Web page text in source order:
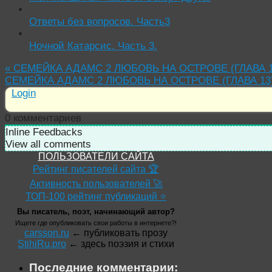
Ответы без вопросов. Часть3
Ночной Катарсис. Часть 3.
« СЕМЕЙКА АДАМС 2 ЛЮБОВЬ НА ОСТРОВЕ (ГЛАВА
СЕМЕЙКА АДАМС 2 ЛЮБОВЬ НА ОСТРОВЕ (ГЛАВА
Login
0 комментариев
Inline Feedbacks
View all comments
ПОЛЬЗОВАТЕЛИ САЙТА
Рейтинг писателей сайта 🏆
Активность пользователей 🚀
ТОП-100 рейтинг публикаций ⭐
Вы писатель, поэт, начинающий автор?
Ищете где опубликовать свои работы в интернете?!
carsson.ru ← публиковать прозу
StihiRu.pro ← здесь поэзия и стихи
Последние комментарии: